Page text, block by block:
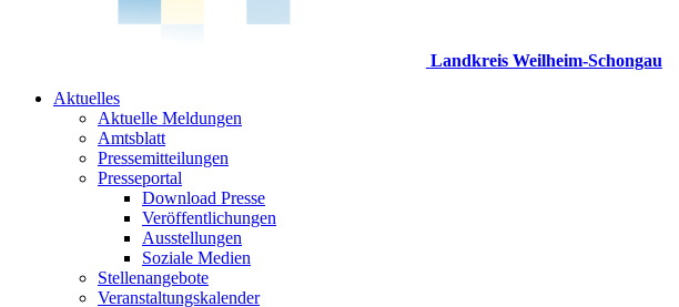
Landkreis Weilheim-Schongau
Aktuelles
Aktuelle Meldungen
Amtsblatt
Pressemitteilungen
Presseportal
Download Presse
Veröffentlichungen
Ausstellungen
Soziale Medien
Stellenangebote
Veranstaltungskalender